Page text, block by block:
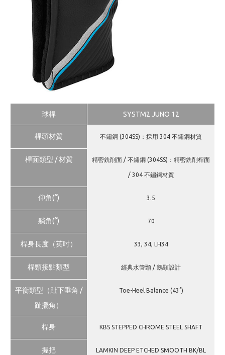
球桿 SYSTM2 JUNO 12
桿頭材質 不鏽鋼 (304SS)：採用 304 不鏽鋼材質
桿面類型 / 材質 精密銑削面 / 不鏽鋼 (304SS)：精密銑削桿面
/ 304 不鏽鋼材質
仰角(°) 3.5
躺角(°) 70
桿身長度（英吋） 33, 34, LH34
桿頸接點類型 經典水管頸 / 鵝頸設計
平衡類型（趾下垂角 /
趾擺角）
Toe-Heel Balance (43°)
桿身 KBS STEPPED CHROME STEEL SHAFT
握把 LAMKIN DEEP ETCHED SMOOTH BK/BL